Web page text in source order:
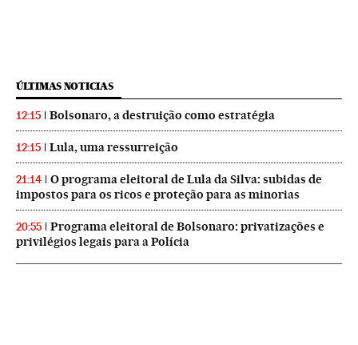
ÚLTIMAS NOTICIAS
12:15 Bolsonaro, a destruição como estratégia
12:15 Lula, uma ressurreição
21:14
O programa eleitoral de Lula da Silva: subidas de
impostos para os ricos e proteção para as minorias
20:55
Programa eleitoral de Bolsonaro: privatizações e
privilégios legais para a Polícia